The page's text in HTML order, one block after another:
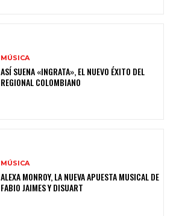
MÚSICA
ASÍ SUENA «INGRATA», EL NUEVO ÉXITO DEL
REGIONAL COLOMBIANO
MÚSICA
ALEXA MONROY, LA NUEVA APUESTA MUSICAL DE
FABIO JAIMES Y DISUART